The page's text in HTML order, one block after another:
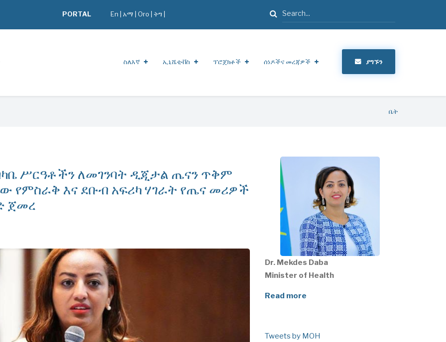
PORTAL En አማ Oro ትግ | ፈልግ
ስለእኛ ኢኒሼቲቭስ ፕሮጀክቶች ሰነዶችና መረጃዎች ያግኙን
ቤት
ሥርዓቶችን ለመገንባት ዲጂታል ጤናን ጥቅም
የምስራቅ እና ደቡብ አፍሪካ ሃገራት የጤና መሪዎች
ጀመረ
Dr. Mekdes Daba
Minister of Health
Read more
Tweets by MOH